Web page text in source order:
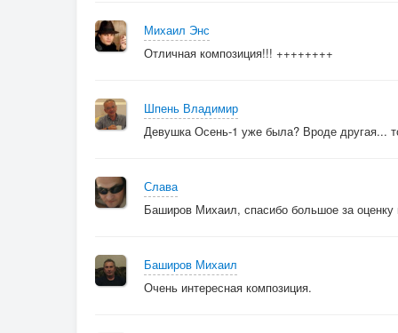
Михаил Энс
Отличная композиция!!! ++++++++
Шпень Владимир
Девушка Осень-1 уже была? Вроде другая...
Слава
Баширов Михаил, спасибо большое за оценку
Баширов Михаил
Очень интересная композиция.